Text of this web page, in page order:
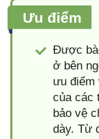
Ưu điểm
Được
ở bên
ưu điểm
của các
bảo vệ
dày. Từ